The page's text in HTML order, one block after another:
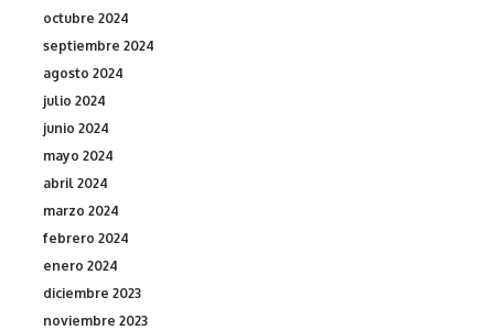
octubre 2024
septiembre 2024
agosto 2024
julio 2024
junio 2024
mayo 2024
abril 2024
marzo 2024
febrero 2024
enero 2024
diciembre 2023
noviembre 2023